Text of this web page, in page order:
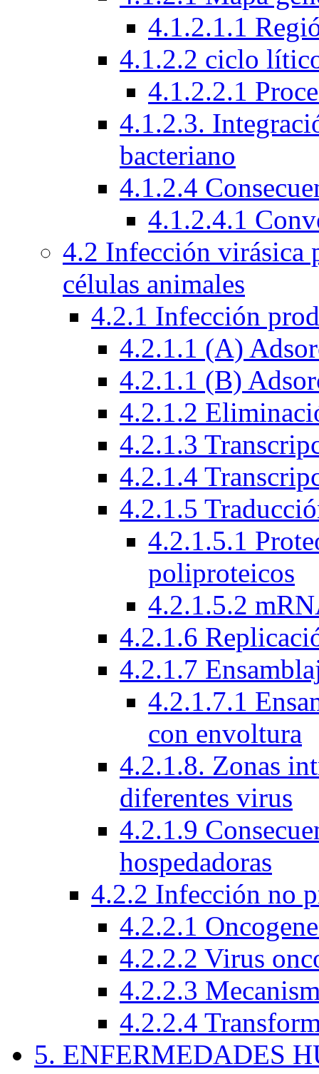
4.1.2.1.1
4.1.2.2 ciclo
4.1.2.2.1
4.1.2.3.
bacteriano
4.1.2.4
4.1.2.4.1
4.2 Infección virásica
células animales
4.2.1 Infección
4.2.1.1 (A)
4.2.1.1 (B)
4.2.1.2
4.2.1.3
4.2.1.4
4.2.1.5
4.2.1.5.1
poliproteicos
4.2.1.5.2
4.2.1.6
4.2.1.7
4.2.1.7.1
con envoltura
4.2.1.8. Zonas
diferentes virus
4.2.1.9
hospedadoras
4.2.2 Infección no
4.2.2.1
4.2.2.2 Virus
4.2.2.3
4.2.2.4
5. ENFERMEDADES